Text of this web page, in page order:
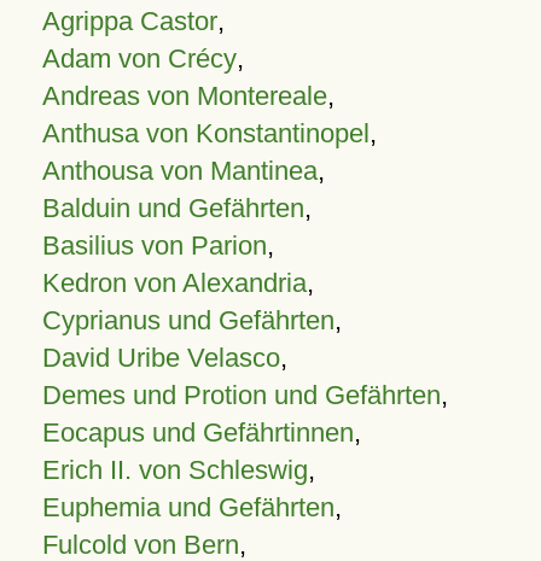
Agrippa Castor,
Adam von Crécy,
Andreas von Montereale,
Anthusa von Konstantinopel,
Anthousa von Mantinea,
Balduin und Gefährten,
Basilius von Parion,
Kedron von Alexandria,
Cyprianus und Gefährten,
David Uribe Velasco,
Demes und Protion und Gefährten,
Eocapus und Gefährtinnen,
Erich II. von Schleswig,
Euphemia und Gefährten,
Fulcold von Bern,